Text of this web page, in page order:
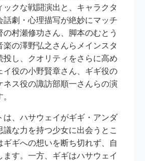
ックな戦闘演出と、キャラクタ
話劇・心理描写が絶妙にマッチ
の村瀬修功さん、脚本のむとう
楽の澤野弘之さんらメインスタ
投し、クオリティをさらに高め
イ役の小野賢章さん、ギギ役の
ネス役の諏訪部順一さんらの演
は、ハサウェイがギギ・アンダ
議な力を持つ少女に出会うとこ
ギギへの想いを断ち切れず、自
ます。一方、ギギはハサウェイ